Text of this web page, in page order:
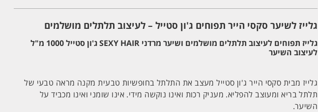
הייר
HAIR
סטייל
1000
מ"ל
גלייז לשיער סקסי הייר תפוחים ג'ון סטייל – לעיצוב תלתלים מושלמים
גלייז תפוחים לעיצוב תלתלים מושלמים ושיער מרדני SEXY HAIR ג'ון סטייל 1000 מ"ל
לעיצוב השיער
גלייז מבית סקסי הייר ג'ון סטייל מעצב את התלתל בחופשיות טבעית מקנה מראה טבעי של
תלתל בריא ומעוצב להפליא. מעניק רכות ואינו נוקשה מידי. אינו שומני ואינו מכביד על
השיער.